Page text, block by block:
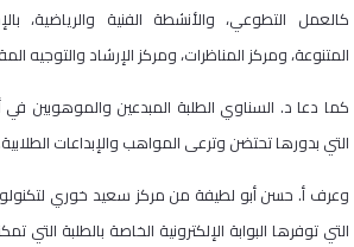
كالعمل التطوعي، والأنشطة الفنية والرياضية،
المتنوعة، ومركز المناظرات، ومركز الإرشاد والتوجيه
كما دعا د. السناوي الطلبة المبدعين والموهوبين
التي بدورها تحتضن وترعى المواهب والإبداعات
وعرف أ. حسن أبو لطيفة من مركز سعيد خوري
التي توفرها البوابة الإلكترونية الخاصة بالطلبة